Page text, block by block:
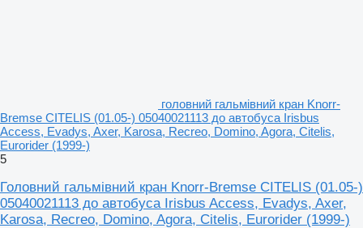
головний гальмівний кран Knorr-
Bremse CITELIS (01.05-) 05040021113 до автобуса Irisbus
Access, Evadys, Axer, Karosa, Recreo, Domino, Agora, Citelis,
Eurorider (1999-)
5
Головний гальмівний кран Knorr-Bremse CITELIS (01.05-)
05040021113 до автобуса Irisbus Access, Evadys, Axer,
Karosa, Recreo, Domino, Agora, Citelis, Eurorider (1999-)